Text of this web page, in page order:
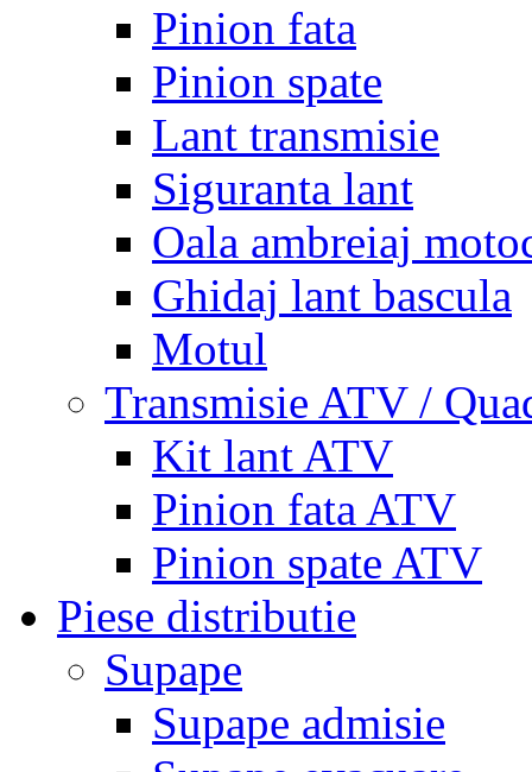
Pinion fata
Pinion spate
Lant transmisie
Siguranta lant
Oala ambreiaj
Ghidaj lant bascula
Motul
Transmisie ATV /
Kit lant ATV
Pinion fata ATV
Pinion spate ATV
Piese distributie
Supape
Supape admisie